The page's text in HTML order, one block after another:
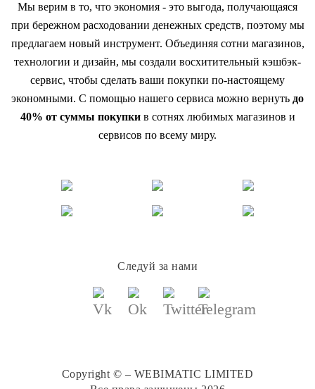
Мы верим в то, что экономия - это выгода, получающаяся
при бережном расходовании денежных средств, поэтому мы
предлагаем новый инструмент. Объединяя сотни магазинов,
технологии и дизайн, мы создали восхитительный кэшбэк-
сервис, чтобы сделать ваши покупки по-настоящему
экономными. С помощью нашего сервиса можно вернуть до
40% от суммы покупкив сотнях любимых магазинов и
сервисов по всему миру.
Следуй за нами
Copyright © – WEBIMATIC LIMITED